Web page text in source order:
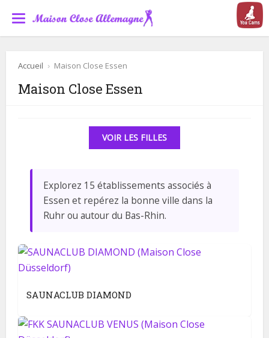
Accueil › Maison Close Essen
Maison Close Essen
VOIR LES FILLES
Explorez 15 établissements associés à
Essen et repérez la bonne ville dans la
Ruhr ou autour du Bas-Rhin.
SAUNACLUB DIAMOND